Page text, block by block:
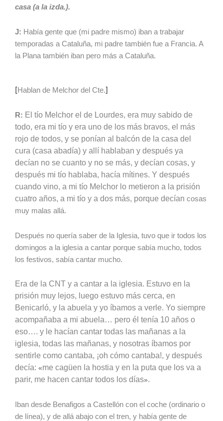
casa (a la izda.).
J: Había gente que (mi padre mismo) iban a trabajar
temporadas a Cataluña, mi padre también fue a Francia. A
la Plana también iban pero más a Cataluña.
[Hablan de Melchor del Cte.]
R: El tío Melchor el de Lourdes, era muy sabido de
todo, era mi tío y era uno de los más bravos, el más
rojo de todos, y se ponían al balcón de la casa del
cura (casa abadía) y allí hablaban y después ya
decían no se cuanto y no se más, y decían cosas, y
después mi tío hablaba, hacía mítines. Y después
cuando vino, a mi tío Melchor lo metieron a la prisión
cuatro años, a mi tío y a dos más, porque decían cosas
muy malas allá.
Después no quería saber de la Iglesia, tuvo que ir todos los
domingos a la iglesia a cantar porque sabía mucho, todos
los festivos, sabía cantar mucho.
Era de la CNT y a cantar a la iglesia. Estuvo en la
prisión muy lejos, luego estuvo más cerca, en
Benicarló, y la abuela y yo íbamos a verle. Yo siempre
acompañaba a mi abuela… pero él tenía 10 años o
eso…. y le hacían cantar todas las mañanas a la
iglesia, todas las mañanas, y nosotras íbamos por
sentirle como cantaba, ¡oh cómo cantaba!, y después
decía: «me cagüen la hostia y en la puta que los va a
parir, me hacen cantar todos los días».
Iban desde Benafigos a Castellón con el coche (ordinario o
de línea), y de allá abajo con el tren, y había gente de